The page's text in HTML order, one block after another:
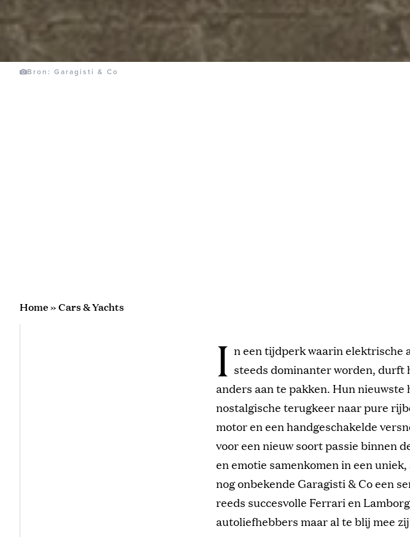
Bron: Garagisti & Co
Home»Cars & Yachts
I n een tijdperk waarin elektrische
steeds dominanter worden, durft
anders aan te pakken. Hun nieuwste
nostalgische terugkeer naar pure
motor en een handgeschakelde
voor een nieuw soort passie binnen
en emotie samenkomen in een
nog onbekende Garagisti & Co een
reeds succesvolle Ferrari en
autoliefhebbers maar al te blij mee